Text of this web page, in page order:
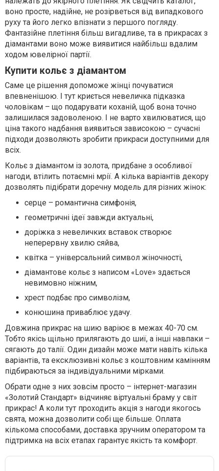
воно просте, надійне, не розірветься від випадкового
руху та його легко впізнати з першого погляду.
Фантазійне плетіння більш вигадливе, та в прикрасах з
діамантами воно може виявитися найбільш вдалим
ходом ювелірної партії.
Купити кольє з діамантом
Саме це рішення допоможе жінці почуватися
впевненішою. І тут криється невеличка підказка
чоловікам – що подарувати коханій, щоб вона точно
залишилася задоволеною. І не варто хвилюватися, що
ціна такого надбання виявиться зависокою – сучасні
підходи дозволяють зробити прикраси доступними для
всіх.
Кольє з діамантом із золота, придбане з особливої
нагоди, втілить потаємні мрії. А кілька варіантів декору
дозволять підібрати доречну модель для різних жінок:
серце – романтична симфонія,
геометричні ідеї завжди актуальні,
доріжка з невеличких вставок створює
неперервну хвилю сяйва,
квітка – універсальний символ жіночності,
діамантове кольє з написом «Love» здається
невимовно ніжним,
хрест подбає про символізм,
конюшина приваблює удачу.
Довжина прикрас на шию варіює в межах 40-70 см.
Тобто якісь щільно прилягають до шиї, а інші навпаки –
сягають до талії. Один дизайн може мати навіть кілька
варіантів, та ексклюзивні кольє з коштовним камінням
підбираються за індивідуальними мірками.
Обрати одне з них зовсім просто – інтернет-магазин
«Золотий Стандарт» відчиняє віртуальні браму у світ
прикрас! А коли тут проходить акція з нагоди якогось
свята, можна дозволити собі ще більше. Оплата
кількома способами, доставка зручним оператором та
підтримка на всіх етапах гарантує якість та комфорт.